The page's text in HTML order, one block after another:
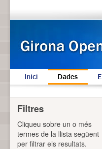
Inici Dades
Filtres
Cliqueu sobre un o més
termes de la llista següent
per filtrar els resultats.